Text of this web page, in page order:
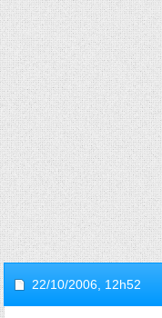
22/10/2006, 12h52